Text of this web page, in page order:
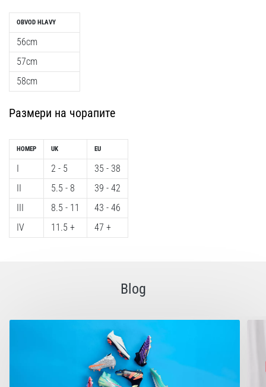
OBVOD HLAVY
56cm
57cm
58cm
Размери на чорапите
НОМЕР
I
II
III
IV
UK
2 - 5
5.5 - 8
8.5 - 11
11.5 +
EU
35 - 38
39 - 42
43 - 46
47 +
Blog